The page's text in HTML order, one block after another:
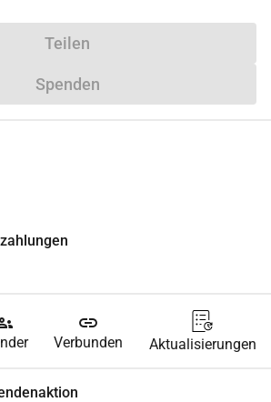
Teilen
Spenden
link
Verbunden Aktualisierungen